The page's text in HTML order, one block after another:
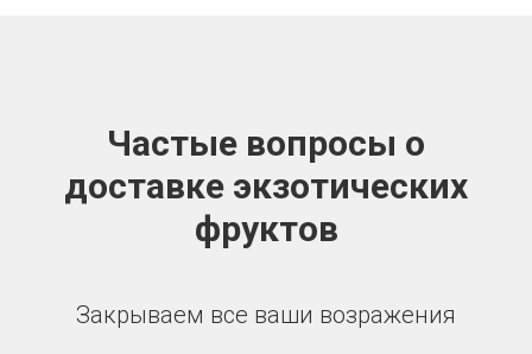
Частые вопросы о
доставке экзотических
фруктов
Закрываем все ваши возражения